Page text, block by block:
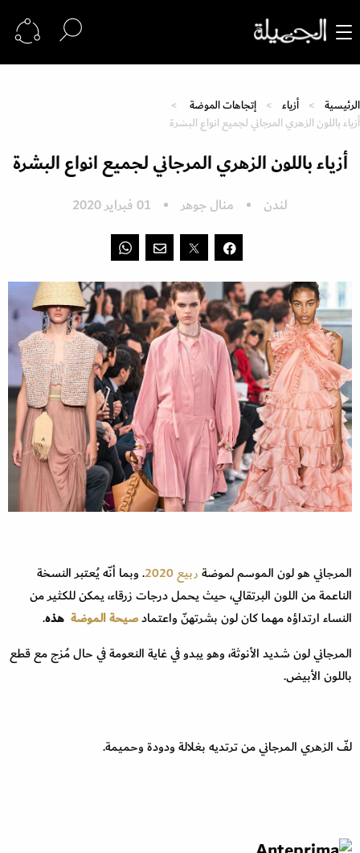
الرئيسية أزياء
إتجاهات الموضة
أزياء باللون الزهري المرجاني لجميع انواع البشرة
أزياء باللون الزهري المرجاني لجميع انواع البشرة
لندن منال جوهر 01 فبراير 2020
المرجاني هو لون الموسم لموضةربيع 2020
. وبما أنّه يُعتبر النسخة
الناعمة من اللون البرتقالي، حيث يحمل درجات زرقاء، يمكن للكثير من
النساء ارتداؤه مهما كان لون بشرتهنّ واعتمادصيحة الموضة هذه.
المرجاني لون شديد الأنوثة، وهو يبدو في غاية النعومة في حال مُزج مع قطع
باللون الأبيض.
لفّ الزهري المرجاني من ترتديه بغلالة ودودة وحميمة.